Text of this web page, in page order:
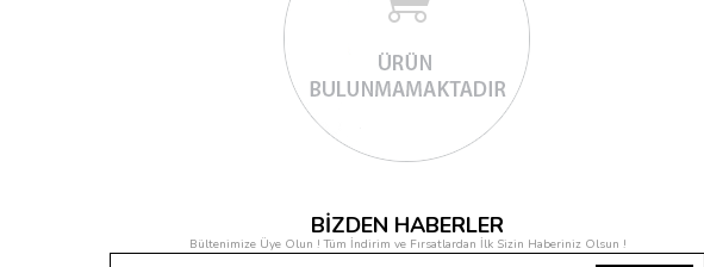
BİZDEN HABERLER
Bültenimize Üye Olun ! Tüm İndirim ve Fırsatlardan İlk Sizin Haberiniz Olsun !